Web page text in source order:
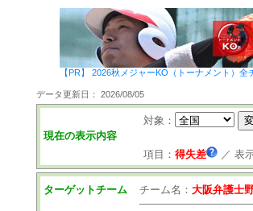
【PR】 2026秋メジャーKO（トーナメント）
データ更新日： 2026/08/05
現在の表示内容
対象：
項目： 得失差 ／ 表
ターゲットチーム チーム名： 大阪弁護士